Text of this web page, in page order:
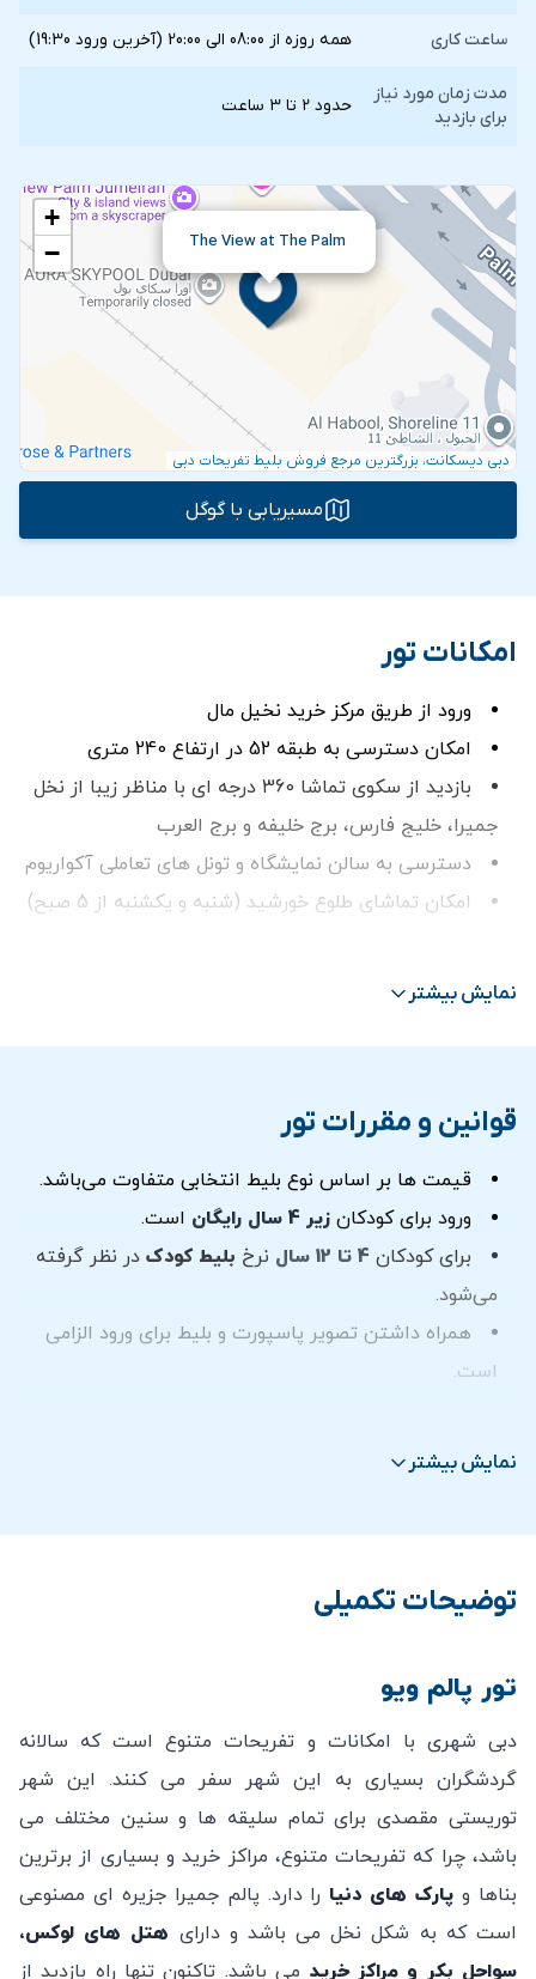
ساعت کاری همه روزه از 08:00 الی 20:00 (آخرین ورود 19:30)
مدت زمان مورد نیاز
برای بازدید
حدود ۲ تا ۳ ساعت
The View at The Palm
+
−
دبی دیسکانت، بزرگترین مرجع فروش بلیط تفریحات دبی
مسیریابی با گوگل
امکانات تور
ورود از طریق مرکز خرید نخیل مال
امكان دسترسی به طبقه 52 در ارتفاع 240 متری
بازديد از سکوی تماشا 360 درجه ای با مناظر زیبا از نخل
جمیرا، خلیج فارس، برج خلیفه و برج العرب
دسترسی به سالن نمایشگاه و تونل های تعاملی آکواریوم
امکان تماشای طلوع خورشید (شنبه و یکشنبه از 5 صبح)
نمایش بیشتر
قوانین و مقررات تور
قیمت ها بر اساس نوع بلیط انتخابی متفاوت می‌باشد.
ورود برای کودکان زیر 4 سال رایگان
است.
برای کودکان 4 تا 12 سال نرخ بلیط کودک در نظر گرفته
می‌شود.
همراه داشتن تصویر پاسپورت و بلیط برای ورود الزامی
است.
بزرگسال همراه باشند.
تماشای طلوع خورشید
ساعات غیر پیک/ عادی
از 08:00 الی 15:30 و از 19:00 الی
19:30 –
ساعات پیک/ ویژه هنگامغروب خورشیداز 16:00
الی 18:30
.
اعتبار بلیط های الکترونیکی از زمان خرید چند ماه می
باشد (جهت اطلاع از تاریخ دقیق در واتساپ پیام دهید).
امکان کنسلی بلیط خریداری شده پس از خرید امکان پذیر
نمایش بیشتر
توضیحات تکمیلی
تور پالم ویو
دبی شهری با امکانات و تفریحات متنوع است که سالانه
گردشگران بسیاری به این شهر سفر می کنند. این شهر
توریستی مقصدی برای تمام سلیقه ها و سنین مختلف می
باشد، چرا که تفریحات متنوع، مراکز خرید و بسیاری از برترین
بناها وپارک های دنیا را دارد. پالم جمیرا جزیره ای مصنوعی
است که به شکل نخل می باشد و دارای هتل های لوکس،
سواحل بکر و مراکز خرید می باشد. تاکنون تنها راه بازدید از